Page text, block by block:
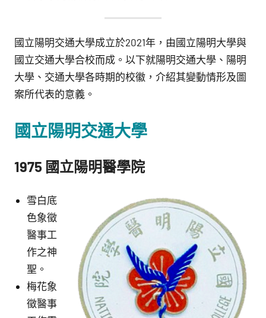
國立陽明交通大學成立於2021年，由國立陽明大學與
國立交通大學合校而成。以下就陽明交通大學、陽明
大學、交通大學各時期的校徽，介紹其變動情形及圖
案所代表的意義。
國立陽明交通大學
1975 國立陽明醫學院
雪白底
色象徵
醫事工
作之神
聖。
梅花象
徵醫事